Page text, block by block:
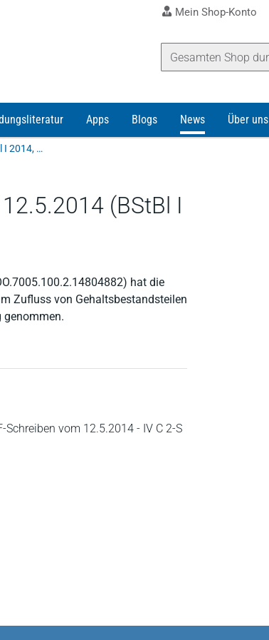
Mein Shop-Konto
Apps Blogs News Über uns
Aufhebung des BMF-Schreibens vom 12.5.2014 (BStBl I 2014, 860)
(BStBl I
hat die
Zufluss von Gehaltsbestandsteilen
genommen.
vom 12.5.2014 - IV C 2-S